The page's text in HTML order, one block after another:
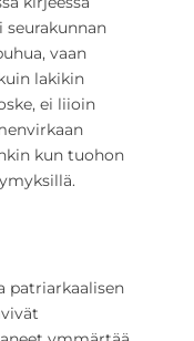
seurakunnan
vaan
lakikin
ei liioin
kun tuohon
patriarkaalisen